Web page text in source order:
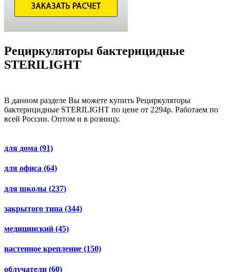
Рециркуляторы бактерицидные
STERILIGHT
В данном разделе Вы можете купить Рециркуляторы
бактерицидные STERILIGHT по цене от 2294р. Работаем по
всей России. Оптом и в розницу.
для дома (91)
для офиса (64)
для школы (237)
закрытого типа (344)
медицинский (45)
настенное крепление (150)
облучатели (60)